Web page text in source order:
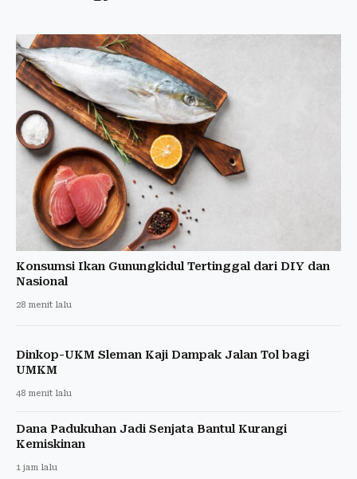
Konsumsi Ikan Gunungkidul Tertinggal dari DIY dan
Nasional
28 menit lalu
Dinkop-UKM Sleman Kaji Dampak Jalan Tol bagi
UMKM
48 menit lalu
Dana Padukuhan Jadi Senjata Bantul Kurangi
Kemiskinan
1 jam lalu